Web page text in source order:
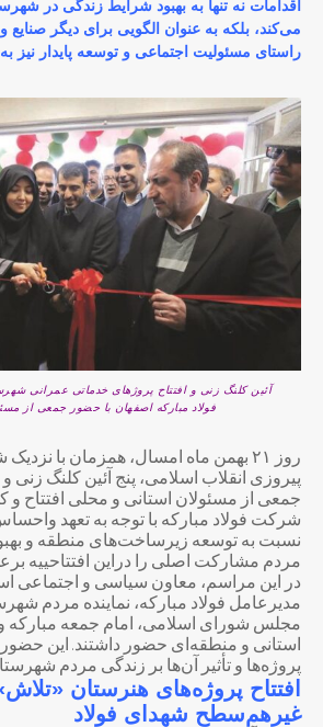
اقدامات نه تنها به بهبود شرایط زندگی در
می‌کند، بلکه به عنوان الگویی برای دیگر صنایع
راستای مسئولیت اجتماعی و توسعه پایدار نیز
آئین کلنگ زنی و افتتاح پروژهای خدماتی عمرانی
فولاد مبارکه اصفهان با حضور جمعی از
روز ۲۱ بهمن ماه امسال، همزمان با
پیروزی انقلاب اسلامی، پنج آئین کلنگ زنی و
جمعی از مسئولان استانی و محلی افتتاح و
شرکت فولاد مبارکه با توجه به تعهد
نسبت به توسعه زیرساخت‌های منطقه و
مردم مشارکت اصلی را دراین افتتاحییه
در این مراسم، معاون سیاسی و اجتماعی
مدیرعامل فولاد مبارکه، نماینده مردم
مجلس شورای اسلامی، امام جمعه مبارکه
استانی و منطقه‌ای حضور داشتند. این
پروژه‌ها و تأثیر آن‌ها بر زندگی مردم
افتتاح پروژه‌های هنرستان
غیرهم‌سطح شهدای فولاد